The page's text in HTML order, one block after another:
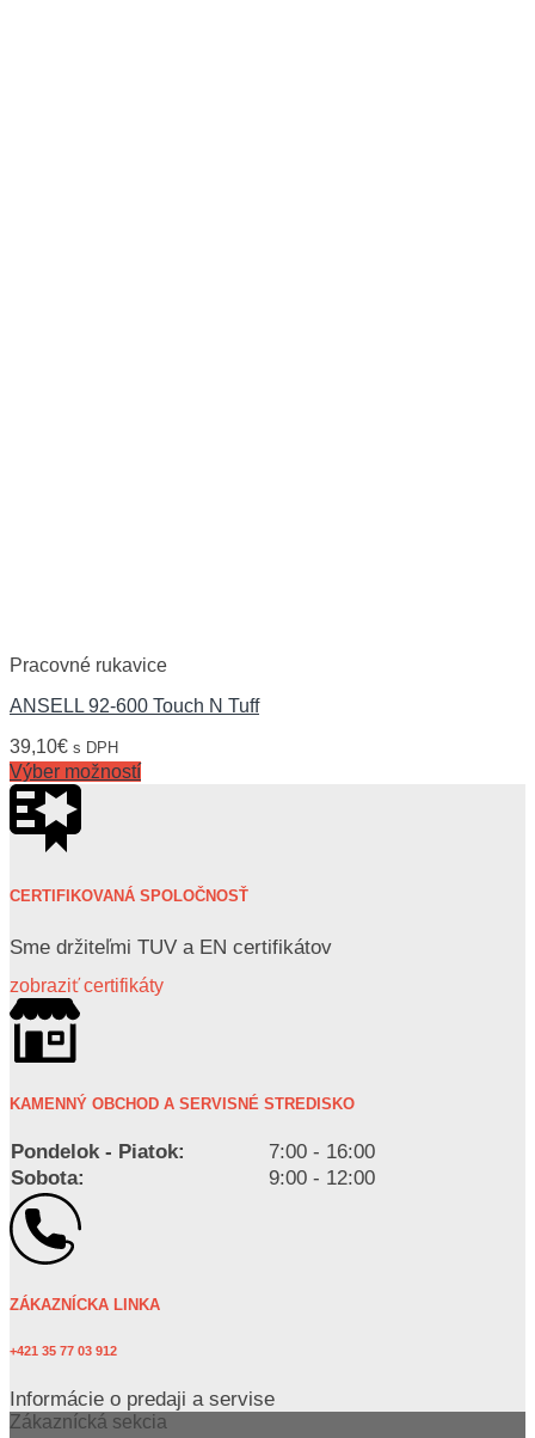
Pracovné rukavice
ANSELL 92-600 Touch N Tuff
39,10€ s DPH
Výber možností
CERTIFIKOVANÁ SPOLOČNOSŤ
Sme držiteľmi TUV a EN certifikátov
zobraziť certifikáty
KAMENNÝ OBCHOD A SERVISNÉ STREDISKO
Pondelok - Piatok:
7:00 - 16:00
Sobota:
9:00 - 12:00
ZÁKAZNÍCKA LINKA
+421 35 77 03 912
Informácie o predaji a servise
Zákaznícká sekcia